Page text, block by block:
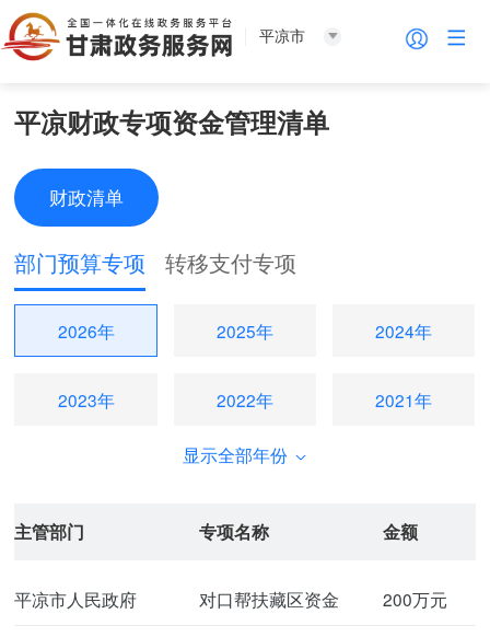
平凉市
平凉财政专项资金管理清单
财政清单
部门预算专项 转移支付专项
2026年 2025年 2024年
2023年 2022年 2021年
显示全部年份
主管部门 专项名称 金额
平凉市人民政府 对口帮扶藏区资金 200万元